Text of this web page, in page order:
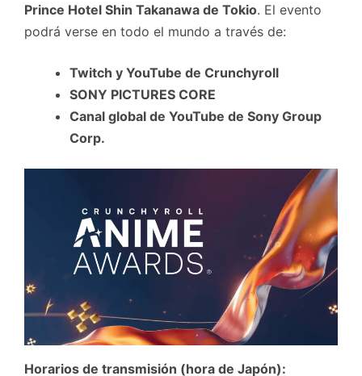
Prince Hotel Shin Takanawa de Tokio. El evento
podrá verse en todo el mundo a través de:
Twitch y YouTube de Crunchyroll
SONY PICTURES CORE
Canal global de YouTube de Sony Group
Corp.
Horarios de transmisión (hora de Japón):